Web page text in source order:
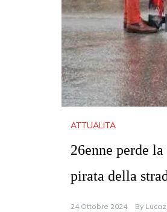
ATTUALITA
26enne perde
pirata della
24 Ottobre 2024 By